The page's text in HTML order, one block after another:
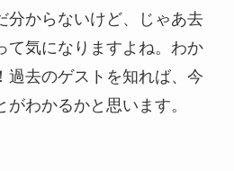
分からないけど、じゃあ去
て気になりますよね。わか
過去のゲストを知れば、今
わかるかと思います。